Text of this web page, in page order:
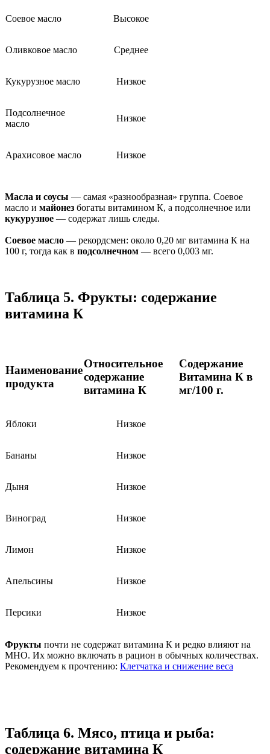
Соевое масло Высокое
Оливковое масло Среднее
Кукурузное масло Низкое
Подсолнечное
масло
Низкое
Арахисовое масло Низкое
Масла и соусы — самая «разнообразная» группа. Соевое
масло и майонез богаты витамином К, а подсолнечное или
кукурузное — содержат лишь следы.
Соевое масло — рекордсмен: около 0,20 мг витамина К на
100 г, тогда как в подсолнечном — всего 0,003 мг.
Таблица 5. Фрукты: содержание
витамина К
Наименование
продукта
Относительное
содержание
витамина К
Содержание
Витамина К в
мг/100 г.
Яблоки Низкое
Бананы Низкое
Дыня Низкое
Виноград Низкое
Лимон Низкое
Апельсины Низкое
Персики Низкое
Фрукты почти не содержат витамина К и редко влияют на
МНО. Их можно включать в рацион в обычных количествах.
Рекомендуем к прочтению: Клетчатка и снижение веса
Таблица 6. Мясо, птица и рыба:
содержание витамина К